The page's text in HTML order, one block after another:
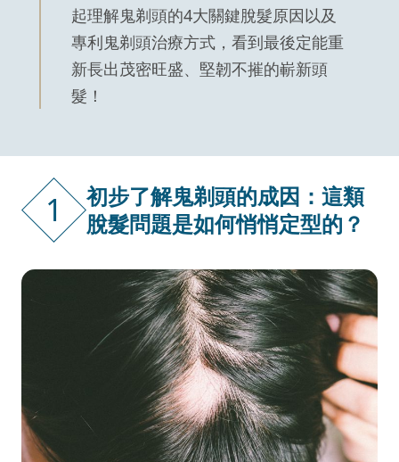
起理解鬼剃頭的4大關鍵脫髮原因以及
專利鬼剃頭治療方式，看到最後定能重
新長出茂密旺盛、堅韌不摧的嶄新頭
髮！
1
初步了解鬼剃頭的成因：這類
脫髮問題是如何悄悄定型的？